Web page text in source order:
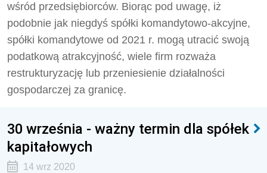
wśród przedsiębiorców. Biorąc pod uwagę, iż
podobnie jak niegdyś spółki komandytowo-akcyjne,
spółki komandytowe od 2021 r. mogą utracić swoją
podatkową atrakcyjność, wiele firm rozważa
restrukturyzację lub przeniesienie działalności
gospodarczej za granicę.
30 września - ważny termin dla spółek
kapitałowych
14 wrz 2020